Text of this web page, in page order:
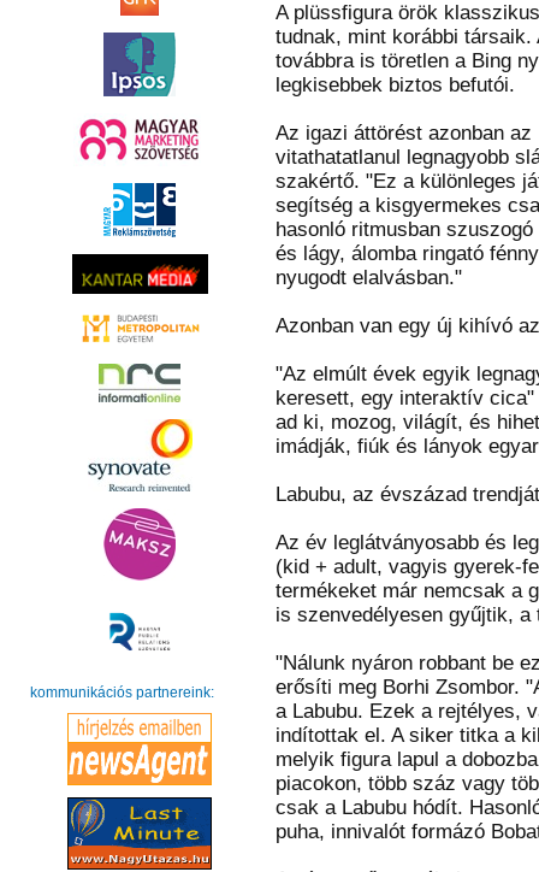
kommunikációs partnereink:
A plüssfigura örök
tudnak, mint korábbi
továbbra is töretlen a Bing
legkisebbek biztos befutói.
Az igazi áttörést azonban
vitathatatlanul legnagyobb
szakértő. "Ez a különleges
segítség a kisgyermekes
hasonló ritmusban
és lágy, álomba ringató
nyugodt elalvásban."
Azonban van egy új kihívó
"Az elmúlt évek egyik
keresett, egy interaktív
ad ki, mozog, világít, és
imádják, fiúk és lányok
Labubu, az évszázad
Az év leglátványosabb és
(kid + adult, vagyis gyerek-
termékeket már nemcsak a
is szenvedélyesen gyűjtik, a
"Nálunk nyáron robbant be
erősíti meg Borhi Zsombor.
a Labubu. Ezek a rejtélyes,
indítottak el. A siker titka a
melyik figura lapul a
piacokon, több száz vagy
csak a Labubu hódít.
puha, innivalót formázó